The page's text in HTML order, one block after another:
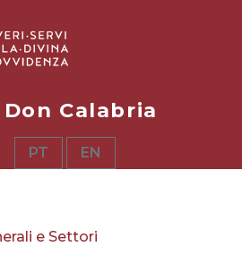
Calabria
PT EN
e Settori